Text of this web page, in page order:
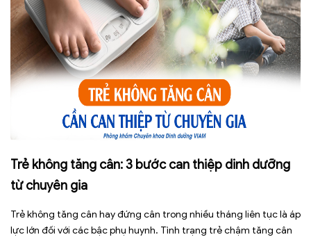
Trẻ không tăng cân: 3 bước can thiệp dinh dưỡng
từ chuyên gia
Trẻ không tăng cân hay đứng cân trong nhiều tháng liên tục là áp
lực lớn đối với các bậc phụ huynh. Tình trạng trẻ chậm tăng cân